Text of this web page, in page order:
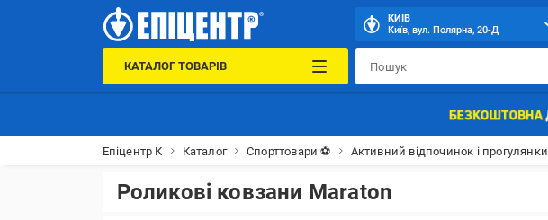
КИЇВ
Київ, вул. Полярна, 20-Д
КАТАЛОГ ТОВАРІВ
Епіцентр К Каталог Спорттовари ⚽ Активний відпочинок і прогулянки
Роликові ковзани Maraton